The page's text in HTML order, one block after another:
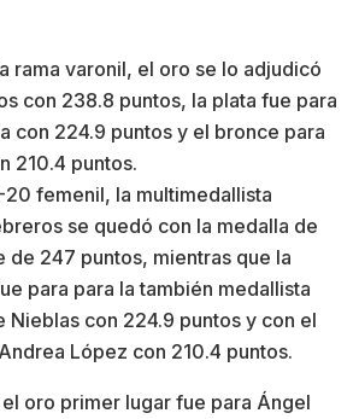
rama varonil, el oro se lo adjudicó
con 238.8 puntos, la plata fue para
con 224.9 puntos y el bronce para
210.4 puntos.
20 femenil, la multimedallista
se quedó con la medalla de
de 247 puntos, mientras que la
para para la también medallista
Nieblas con 224.9 puntos y con el
López con 210.4 puntos.
oro primer lugar fue para Ángel